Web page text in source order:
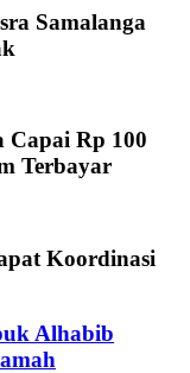
Samalanga
Capai Rp 100
Terbayar
Koordinasi
Alhabib